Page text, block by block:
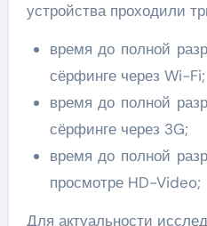
устройства проходили
время до полной
сёрфинге через Wi-Fi;
время до полной
сёрфинге через 3G;
время до полной
просмотре HD-Video;
Для актуальности